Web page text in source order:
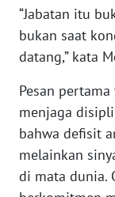
“Jabatan itu
bukan saat
datang,” kata
Pesan
menjaga
bahwa defisit
melainkan
di mata dunia.
Regional
WN
WN
JAKARTA
WN
JABAR